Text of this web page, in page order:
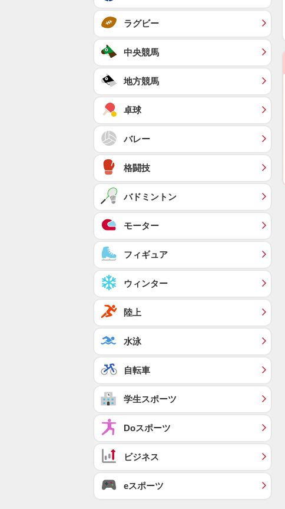
ラグビー
中央競馬
地方競馬
卓球
バレー
格闘技
バドミントン
モーター
フィギュア
ウィンター
陸上
水泳
自転車
学生スポーツ
Doスポーツ
ビジネス
eスポーツ